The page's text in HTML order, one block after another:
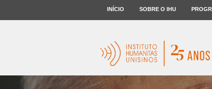
INÍCIO SOBRE O IHU